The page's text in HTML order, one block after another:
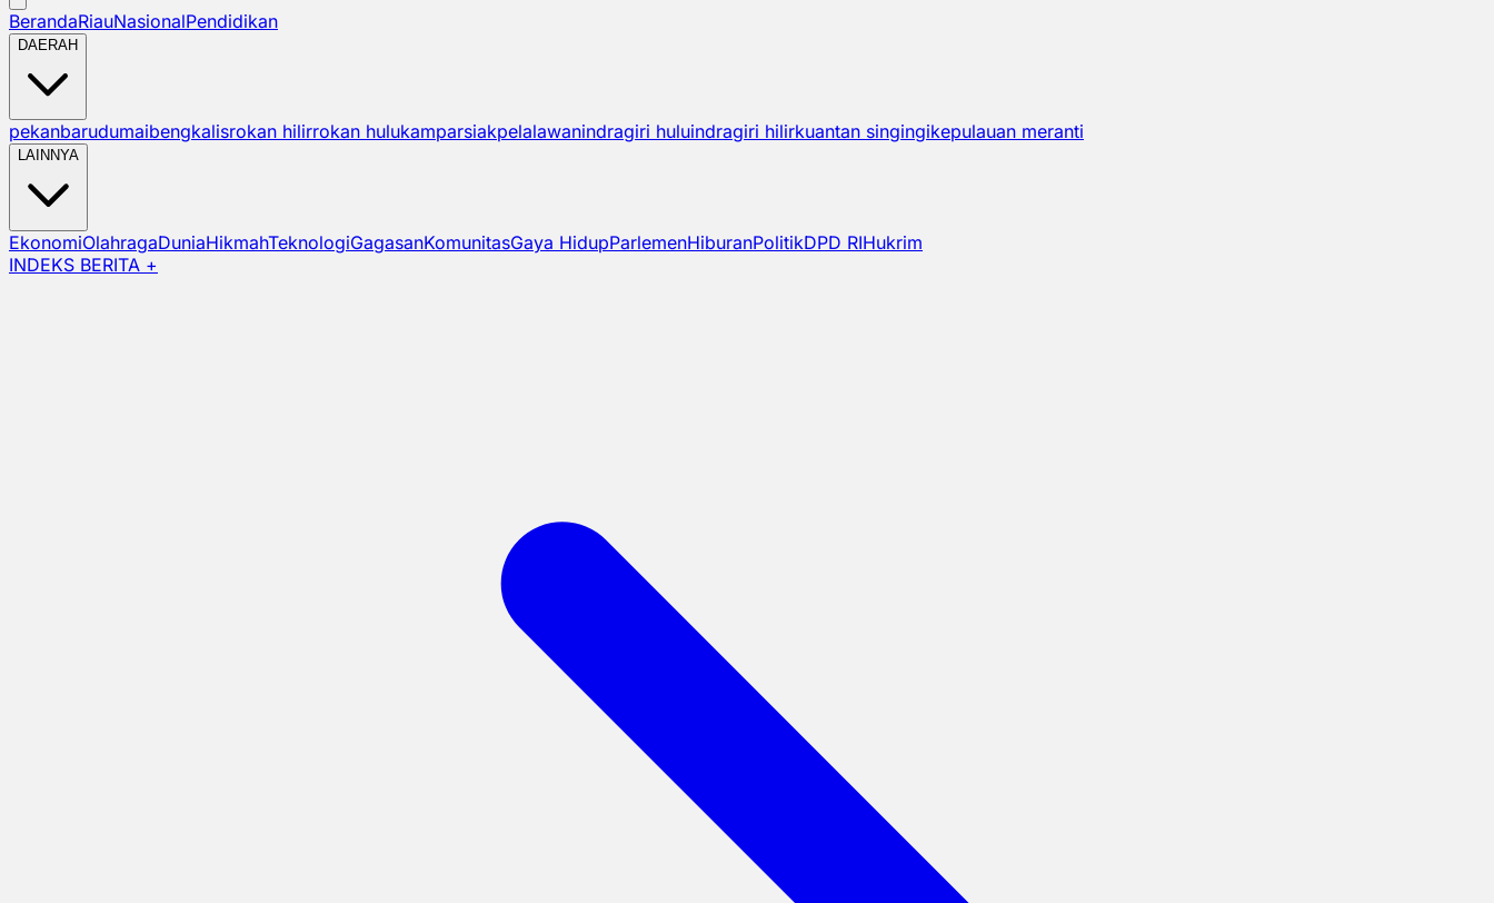
BerandaRiauNasionalPendidikan
DAERAH
pekanbarudumaibengkalisrokan hilirrokan hulukamparsiakpelalawanindragiri huluindragiri hilirkuantan singingikepulauan meranti
LAINNYA
EkonomiOlahragaDuniaHikmahTeknologiGagasanKomunitasGaya HidupParlemenHiburanPolitikDPD RIHukrim
INDEKS BERITA +